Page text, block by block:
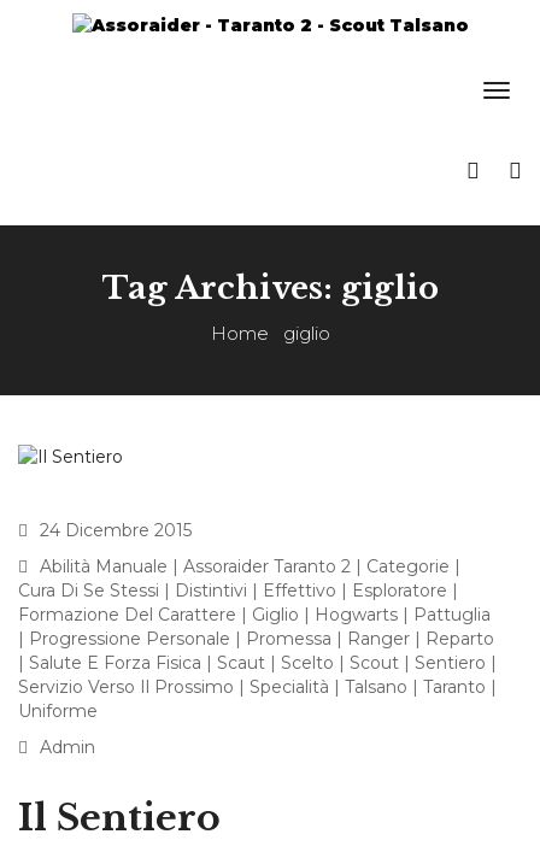
Tag Archives: giglio
Home giglio
24 Dicembre 2015
Abilità Manuale | Assoraider Taranto 2 | Categorie |
Cura Di Se Stessi | Distintivi | Effettivo | Esploratore |
Formazione Del Carattere | Giglio | Hogwarts | Pattuglia
| Progressione Personale | Promessa | Ranger | Reparto
| Salute E Forza Fisica | Scaut | Scelto | Scout | Sentiero |
Servizio Verso Il Prossimo | Specialità | Talsano | Taranto |
Uniforme
Admin
Il Sentiero